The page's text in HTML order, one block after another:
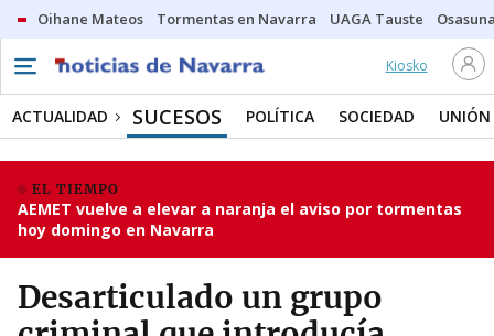
Oihane Mateos Tormentas en Navarra UAGA Tauste
Kiosko
ACTUALIDAD SUCESOS POLÍTICA SOCIEDAD UNIÓN
EL TIEMPO
AEMET vuelve a elevar a naranja el aviso por tormentas
hoy domingo en Navarra
Desarticulado un grupo